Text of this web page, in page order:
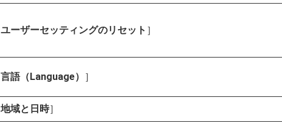
ユーザーセッティングのリセット ］
言語（Language） ］
地域と日時］